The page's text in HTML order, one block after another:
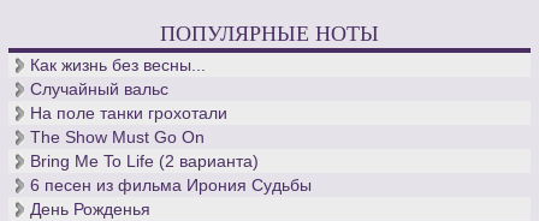
ПОПУЛЯРНЫЕ НОТЫ
Как жизнь без весны...
Случайный вальс
На поле танки грохотали
The Show Must Go On
Bring Me To Life (2 варианта)
6 песен из фильма Ирония Судьбы
День Рожденья